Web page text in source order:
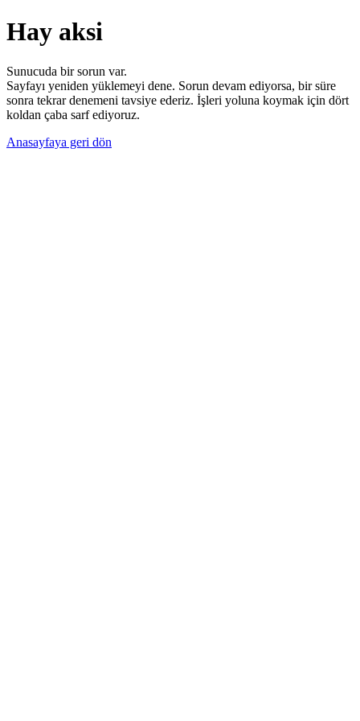
Hay aksi
Sunucuda bir sorun var.
Sayfayı yeniden yüklemeyi dene. Sorun devam ediyorsa, bir süre
sonra tekrar denemeni tavsiye ederiz. İşleri yoluna koymak için dört
koldan çaba sarf ediyoruz.
Anasayfaya geri dön